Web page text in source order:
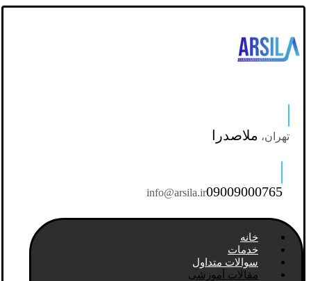
تهران، ملاصدرا
info@arsila.ir09009000765
خانه
خدمات
سوالات متداول
مقالات آموزشی